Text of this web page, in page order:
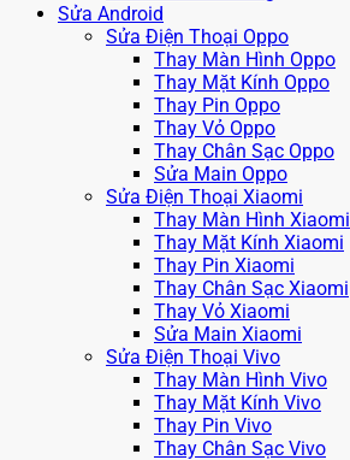
Sửa Android
Sửa Điện Thoại Oppo
Thay Màn Hình Oppo
Thay Mặt Kính Oppo
Thay Pin Oppo
Thay Vỏ Oppo
Thay Chân Sạc Oppo
Sửa Main Oppo
Sửa Điện Thoại Xiaomi
Thay Màn Hình Xiaomi
Thay Mặt Kính Xiaomi
Thay Pin Xiaomi
Thay Chân Sạc Xiaomi
Thay Vỏ Xiaomi
Sửa Main Xiaomi
Sửa Điện Thoại Vivo
Thay Màn Hình Vivo
Thay Mặt Kính Vivo
Thay Pin Vivo
Thay Chân Sạc Vivo